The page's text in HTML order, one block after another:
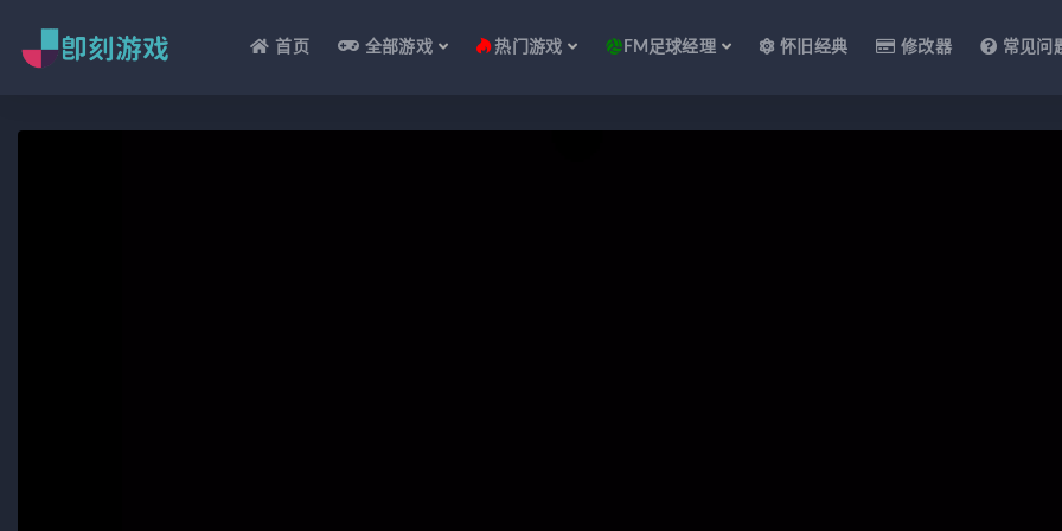
首页 全部游戏 热门游戏 FM足球经理 怀旧经典 修改器 常见问